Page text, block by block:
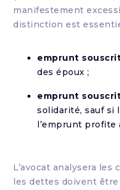
manifestement
distinction est
emprunt
des époux ;
emprunt
solidarité, sauf si
l’emprunt profite
L’avocat analysera
les dettes doivent